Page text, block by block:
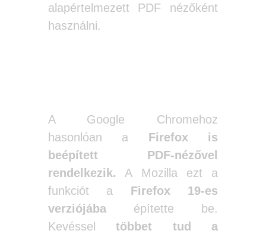
alapértelmezett PDF nézőként
használni.
A Google Chromehoz
hasonlóan a
Firefoxis
beépített PDF-nézővel
rendelkezik. A Mozilla ezt a
funkciót a Firefox 19-es
verziójábaépítette be.
Kevésseltöbbet tud a